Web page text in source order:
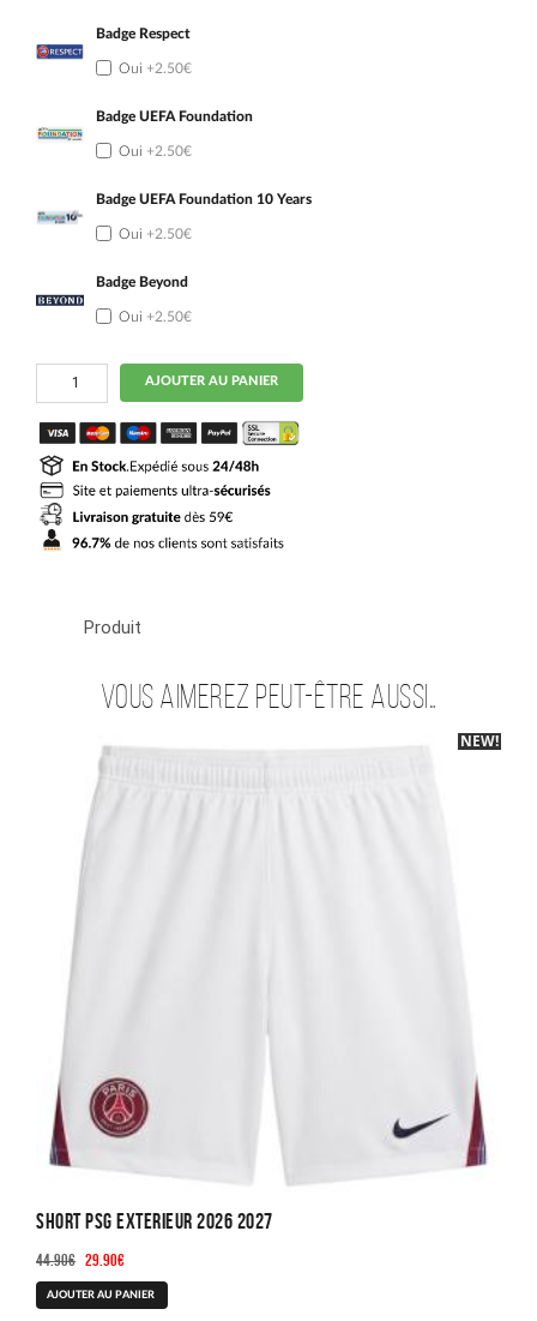
Badge Respect
Oui +2.50€
Badge UEFA Foundation
Oui +2.50€
Badge UEFA Foundation 10 Years
Oui +2.50€
Badge Beyond
Oui +2.50€
quantité
Maillot
PSG
Exterieur
2026
2027
Lucas
Hernandez
AJOUTER AU PANIER
Produit
Vous aimerez peut-être aussi…
-40%
NEW!
Short PSG Exterieur 2026 2027
44.90€ Le
prix
initial
29.90€Le
prix
actuel
AJOUTER AU PANIER